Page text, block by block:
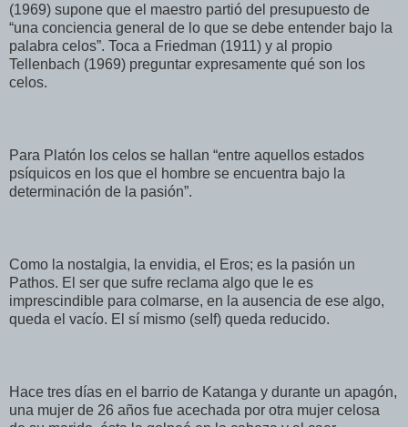
(1969) supone que el maestro partió del presupuesto de
“una conciencia general de lo que se debe entender bajo la
palabra celos”. Toca a Friedman (1911) y al propio
Tellenbach (1969) preguntar expresamente qué son los
celos.
Para Platón los celos se hallan “entre aquellos estados
psíquicos en los que el hombre se encuentra bajo la
determinación de la pasión”.
Como la nostalgia, la envidia, el Eros; es la pasión un
Pathos. El ser que sufre reclama algo que le es
imprescindible para colmarse, en la ausencia de ese algo,
queda el vacío. El sí mismo (seIf) queda reducido.
Hace tres días en el barrio de Katanga y durante un apagón,
una mujer de 26 años fue acechada por otra mujer celosa